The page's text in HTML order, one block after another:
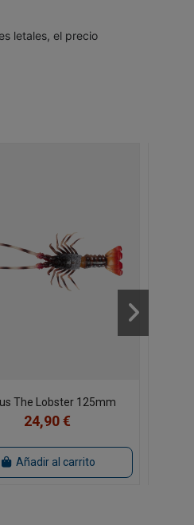
letales, el precio
The Lobster 125mm
24,90 €
Añadir al carrito